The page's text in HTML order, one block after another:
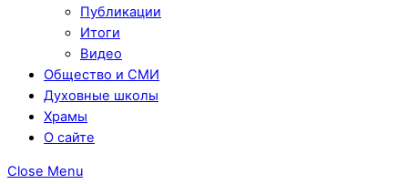
Публикации
Итоги
Видео
Общество и СМИ
Духовные школы
Храмы
О сайте
Close Menu